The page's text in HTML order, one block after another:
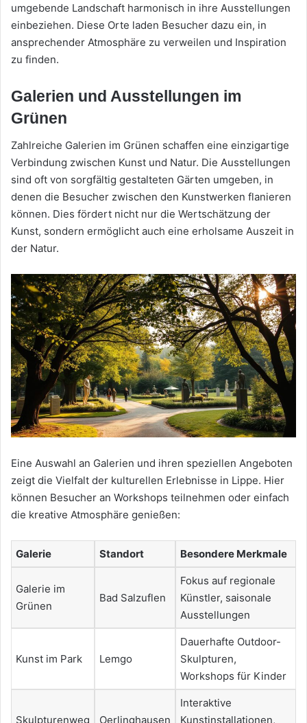
umgebende Landschaft harmonisch in ihre Ausstellungen
einbeziehen. Diese Orte laden Besucher dazu ein, in
ansprechender Atmosphäre zu verweilen und Inspiration
zu finden.
Galerien und Ausstellungen im
Grünen
Zahlreiche Galerien im Grünen schaffen eine einzigartige
Verbindung zwischen Kunst und Natur. Die Ausstellungen
sind oft von sorgfältig gestalteten Gärten umgeben, in
denen die Besucher zwischen den Kunstwerken flanieren
können. Dies fördert nicht nur die Wertschätzung der
Kunst, sondern ermöglicht auch eine erholsame Auszeit in
der Natur.
Eine Auswahl an Galerien und ihren speziellen Angeboten
zeigt die Vielfalt der kulturellen Erlebnisse in Lippe. Hier
können Besucher an Workshops teilnehmen oder einfach
die kreative Atmosphäre genießen:
Galerie Standort Besondere Merkmale
Galerie im
Grünen
Bad Salzuflen
Fokus auf regionale
Künstler, saisonale
Ausstellungen
Kunst im Park Lemgo
Dauerhafte Outdoor-
Skulpturen,
Workshops für Kinder
Skulpturenweg Oerlinghausen
Interaktive
Kunstinstallationen,